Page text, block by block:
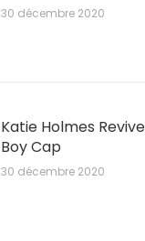
30 décembre 2020
Katie Holmes
Boy Cap
30 décembre 2020